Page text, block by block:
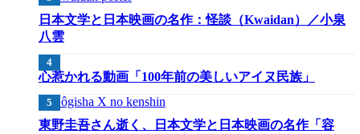
日本文学と日本映画の名作：怪談（Kwaidan）／小泉
八雲
心惹かれる動画「100年前の美しいアイヌ民族」
東野圭吾さん逝く、日本文学と日本映画の名作「容